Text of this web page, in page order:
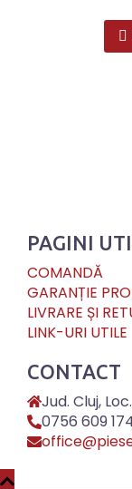
PAGINI
COMANDĂ
GARANȚIE
LIVRARE ȘI
LINK-URI UTILE
CONTACT
Jud. Cluj,
0756 609